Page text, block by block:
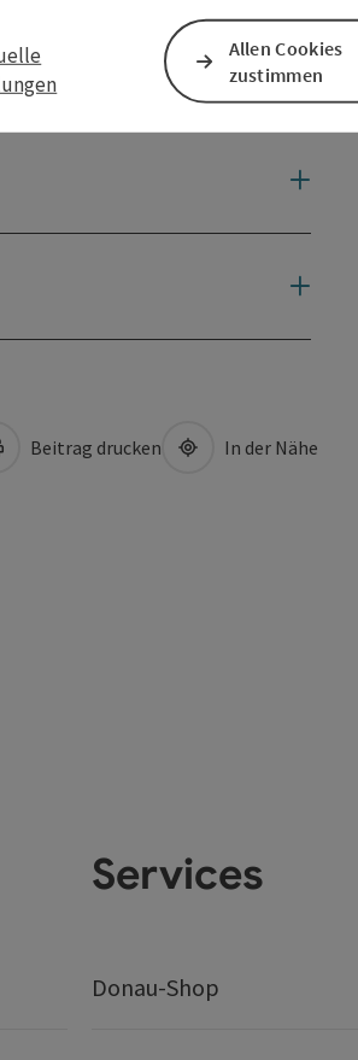
Beitrag drucken In der Nähe
Services
Donau-Shop
Allen Cookies
zustimmen